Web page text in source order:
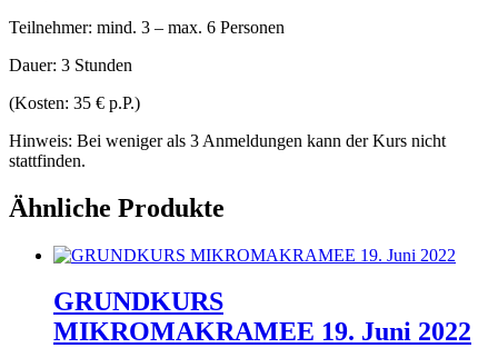
Teilnehmer: mind. 3 – max. 6 Personen
Dauer: 3 Stunden
(Kosten: 35 € p.P.)
Hinweis: Bei weniger als 3 Anmeldungen kann der Kurs nicht
stattfinden.
Ähnliche Produkte
GRUNDKURS
MIKROMAKRAMEE 19. Juni 2022